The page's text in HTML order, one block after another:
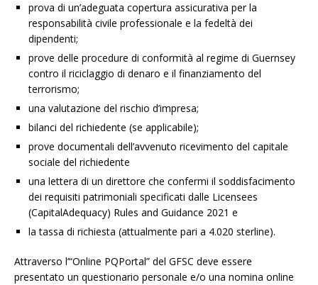
prova di un’adeguata copertura assicurativa per la
responsabilità civile professionale e la fedeltà dei
dipendenti;
prove delle procedure di conformità al regime di Guernsey
contro il riciclaggio di denaro e il finanziamento del
terrorismo;
una valutazione del rischio d’impresa;
bilanci del richiedente (se applicabile);
prove documentali dell’avvenuto ricevimento del capitale
sociale del richiedente
una lettera di un direttore che confermi il soddisfacimento
dei requisiti patrimoniali specificati dalle Licensees
(CapitalAdequacy) Rules and Guidance 2021 e
la tassa di richiesta (attualmente pari a 4.020 sterline).
Attraverso l’“Online PQPortal” del GFSC deve essere
presentato un questionario personale e/o una nomina online